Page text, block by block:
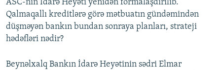
ASC-nin İdarə Heyəti yenidən formalaşdırılıb.
Qalmaqallı kreditlərə görə mətbuatın gündəmindən
düşməyən bankın bundan sonraya planları, strateji
hədəfləri nədir?
Beynəlxalq Bankın İdarə Heyətinin sədri Elmar